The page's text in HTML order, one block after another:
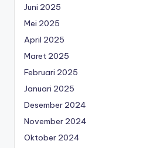
Juni 2025
Mei 2025
April 2025
Maret 2025
Februari 2025
Januari 2025
Desember 2024
November 2024
Oktober 2024